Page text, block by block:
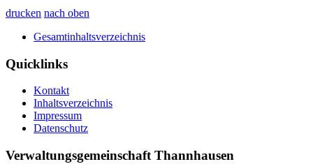
drucken nach oben
Gesamtinhaltsverzeichnis
Quicklinks
Kontakt
Inhaltsverzeichnis
Impressum
Datenschutz
Verwaltungsgemeinschaft Thannhausen